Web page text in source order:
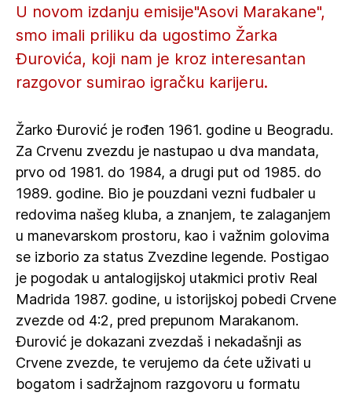
U novom izdanju emisije"Asovi Marakane",
smo imali priliku da ugostimo Žarka
Đurovića, koji nam je kroz interesantan
razgovor sumirao igračku karijeru.
Žarko Đurović je rođen 1961. godine u Beogradu.
Za Crvenu zvezdu je nastupao u dva mandata,
prvo od 1981. do 1984, a drugi put od 1985. do
1989. godine. Bio je pouzdani vezni fudbaler u
redovima našeg kluba, a znanjem, te zalaganjem
u manevarskom prostoru, kao i važnim golovima
se izborio za status Zvezdine legende. Postigao
je pogodak u antalogijskoj utakmici protiv Real
Madrida 1987. godine, u istorijskoj pobedi Crvene
zvezde od 4:2, pred prepunom Marakanom.
Đurović je dokazani zvezdaš i nekadašnji as
Crvene zvezde, te verujemo da ćete uživati u
bogatom i sadržajnom razgovoru u formatu